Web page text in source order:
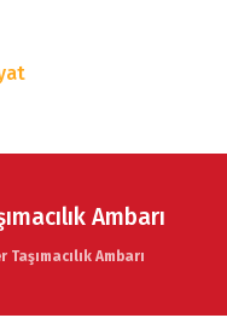
Ambarı
Ambarı